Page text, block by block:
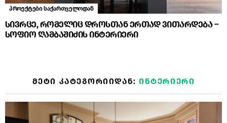
პროექტები საქართველოდან
სივრცე, რომელიც დროსთან ერთად ვითარდება –
სოფიო ღამბაშიძის ინტერიერი
ᲛᲔᲢᲘ ᲙᲐᲢᲔᲒᲝᲠᲘᲘᲓᲐᲜ:ᲘᲜᲢᲔᲠᲘᲔᲠᲘ